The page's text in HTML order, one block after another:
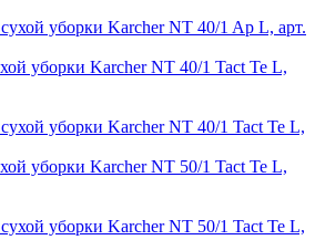
уборки Karcher NT 40/1 Tact Te L,
уборки Karcher NT 50/1 Tact Te L,